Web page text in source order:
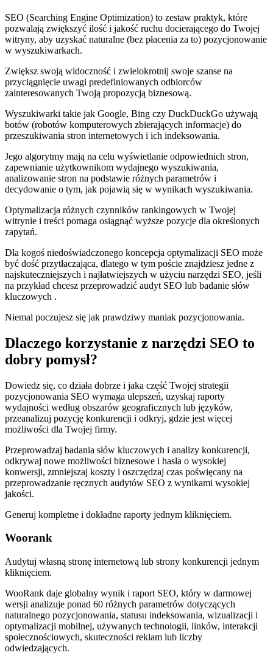
SEO (Searching Engine Optimization) to zestaw praktyk, które
pozwalają zwiększyć ilość i jakość ruchu docierającego do Twojej
witryny, aby uzyskać naturalne (bez płacenia za to) pozycjonowanie
w wyszukiwarkach.
Zwiększ swoją widoczność i zwielokrotnij swoje szanse na
przyciągnięcie uwagi predefiniowanych odbiorców
zainteresowanych Twoją propozycją biznesową.
Wyszukiwarki takie jak Google, Bing czy DuckDuckGo używają
botów (robotów komputerowych zbierających informacje) do
przeszukiwania stron internetowych i ich indeksowania.
Jego algorytmy mają na celu wyświetlanie odpowiednich stron,
zapewnianie użytkownikom wydajnego wyszukiwania,
analizowanie stron na podstawie różnych parametrów i
decydowanie o tym, jak pojawią się w wynikach wyszukiwania.
Optymalizacja różnych czynników rankingowych w Twojej
witrynie i treści pomaga osiągnąć wyższe pozycje dla określonych
zapytań.
Dla kogoś niedoświadczonego koncepcja optymalizacji SEO może
być dość przytłaczająca, dlatego w tym poście znajdziesz jedne z
najskuteczniejszych i najłatwiejszych w użyciu narzędzi SEO, jeśli
na przykład chcesz przeprowadzić audyt SEO lub badanie słów
kluczowych .
Niemal poczujesz się jak prawdziwy maniak pozycjonowania.
Dlaczego korzystanie z narzędzi SEO to
dobry pomysł?
Dowiedz się, co działa dobrze i jaka część Twojej strategii
pozycjonowania SEO wymaga ulepszeń, uzyskaj raporty
wydajności według obszarów geograficznych lub języków,
przeanalizuj pozycję konkurencji i odkryj, gdzie jest więcej
możliwości dla Twojej firmy.
Przeprowadzaj badania słów kluczowych i analizy konkurencji,
odkrywaj nowe możliwości biznesowe i hasła o wysokiej
konwersji, zmniejszaj koszty i oszczędzaj czas poświęcany na
przeprowadzanie ręcznych audytów SEO z wynikami wysokiej
jakości.
Generuj kompletne i dokładne raporty jednym kliknięciem.
Woorank
Audytuj własną stronę internetową lub strony konkurencji jednym
kliknięciem.
WooRank daje globalny wynik i raport SEO, który w darmowej
wersji analizuje ponad 60 różnych parametrów dotyczących
naturalnego pozycjonowania, statusu indeksowania, wizualizacji i
optymalizacji mobilnej, używanych technologii, linków, interakcji
społecznościowych, skuteczności reklam lub liczby
odwiedzających.